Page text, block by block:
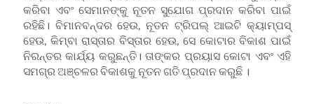
କରିବା ଏବଂ ସେମାନଙ୍କୁ ନୂତନ ସୁଯୋଗ ପ୍ରଦାନ କରିବା ପାଇଁ
ରହିଛି। ବିମାନବନ୍ଦର ହେଉ, ନୂତନ ଟ୍ରିପଲ୍ ଆଇଟି କ୍ୟାମ୍ପସ୍
ହେଉ, କିମ୍ବା ରାସ୍ତାର ବିସ୍ତାର ହେଉ, ସେ କୋଟାର ବିକାଶ ପାଇଁ
ନିରନ୍ତର କାର୍ଯ୍ୟ କରୁଛନ୍ତି। ତାଙ୍କର ପ୍ରୟାସ କୋଟା ଏବଂ ଏହି
ସମଗ୍ର ଅଞ୍ଚଳର ବିକାଶକୁ ନୂତନ ଗତି ପ୍ରଦାନ କରୁଛି ।